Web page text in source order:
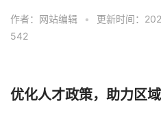
作者：网站编辑 • 更新时间：
542
优化人才政策，助力区